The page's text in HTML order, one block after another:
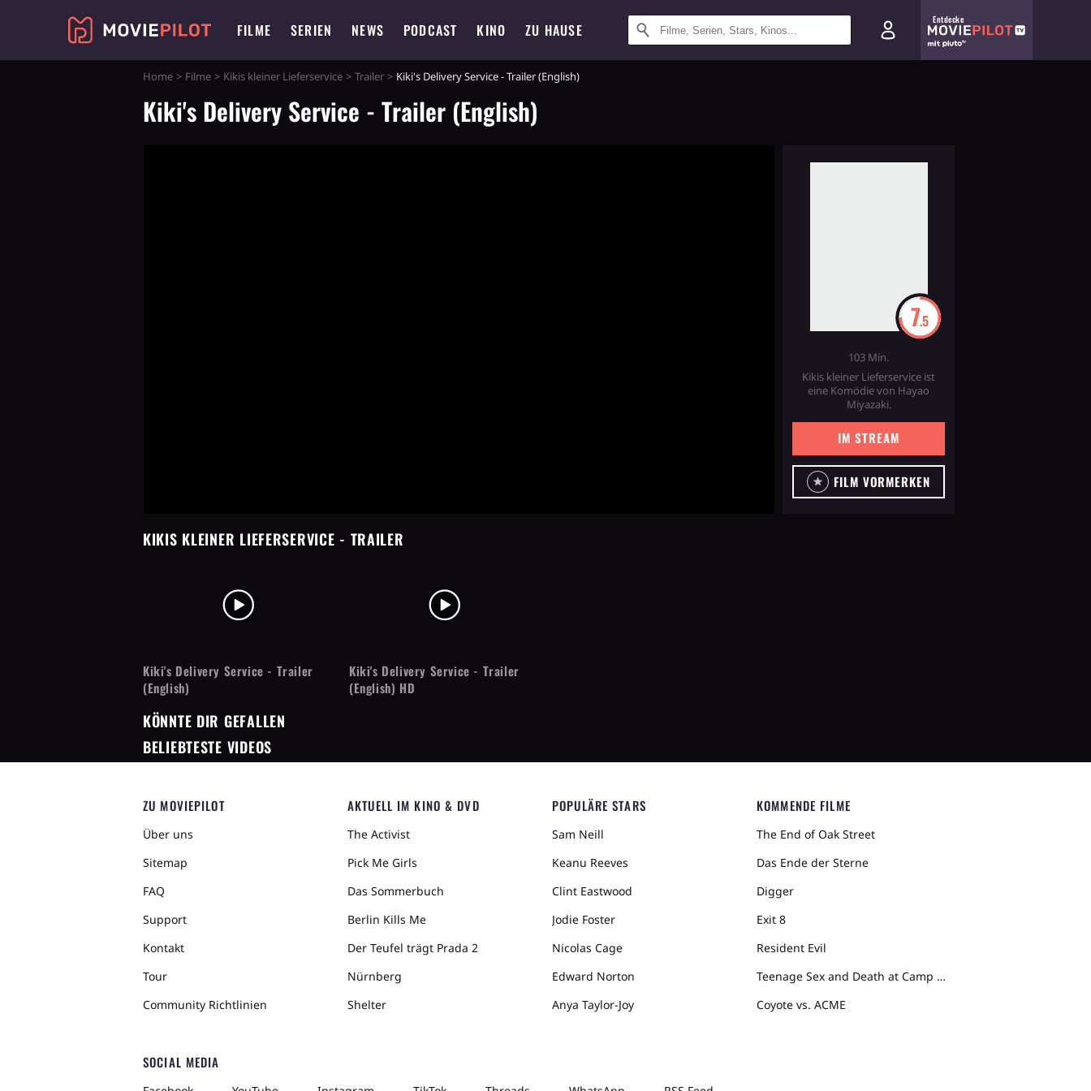
FILME SERIEN NEWS PODCAST KINO ZU HAUSE
Entdecke
Home Filme Kikis kleiner Lieferservice Trailer Kiki's Delivery Service - Trailer (English)
Kiki's Delivery Service - Trailer (English)
7.5
103 Min.
Kikis kleiner Lieferservice ist
eine Komödie von Hayao
Miyazaki.
IM STREAM
FILM VORMERKEN
KIKIS KLEINER LIEFERSERVICE - TRAILER
Kiki's Delivery Service - Trailer
(English)
Kiki's Delivery Service - Trailer
(English) HD
KÖNNTE DIR GEFALLEN
BELIEBTESTE VIDEOS
ZU MOVIEPILOT
Über uns
Sitemap
FAQ
Support
Kontakt
Tour
Community Richtlinien
AKTUELL IM KINO & DVD
The Activist
Pick Me Girls
Das Sommerbuch
Berlin Kills Me
Der Teufel trägt Prada 2
Nürnberg
Shelter
POPULÄRE STARS
Sam Neill
Keanu Reeves
Clint Eastwood
Jodie Foster
Nicolas Cage
Edward Norton
Anya Taylor-Joy
KOMMENDE FILME
The End of Oak Street
Das Ende der Sterne
Digger
Exit 8
Resident Evil
Teenage Sex and Death at Camp Miasma
Coyote vs. ACME
SOCIAL MEDIA